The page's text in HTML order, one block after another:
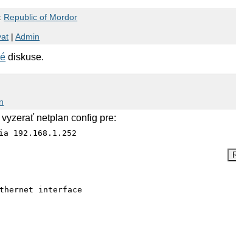
Republic of Mordor
|Admin
diskuse.
netplan config pre:
192.168.1.252
interface